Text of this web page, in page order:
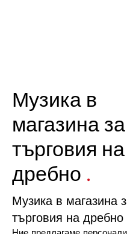
Музика в
магазина за
търговия на
дребно .
Музика в магазина
търговия на дребно